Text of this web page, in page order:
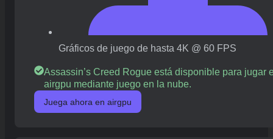
Gráficos de juego de hasta 4K @ 60 FPS
Assassin’s Creed Rogue está disponible para jugar
airgpu mediante juego en la nube.
Juega ahora en airgpu